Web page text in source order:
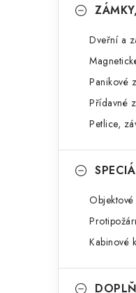
Dveřní a
Panikové
Přídavné
Petlice,
Kabinové